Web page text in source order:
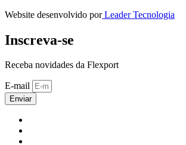
Website desenvolvido porLeader Tecnologia
Inscreva-se
Receba novidades da Flexport
E-mail
Enviar